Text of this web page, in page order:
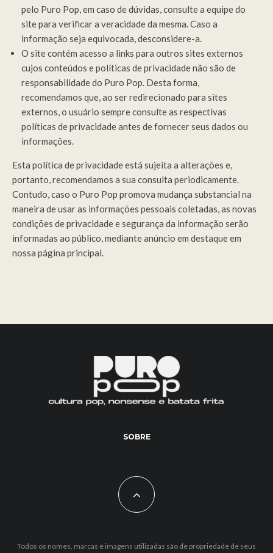
pelo Puro Pop, em caso de dúvidas, consulte a equipe do
site para verificar a veracidade da mesma. Caso a
informação seja equivocada, desconsidere-a.
O site contém acesso a links para outros sites externos
cujos conteúdos e políticas de privacidade não são de
responsabilidade do Puro Pop. Desta forma,
recomendamos que, ao ser redirecionado para sites
externos, o usuário sempre consulte as respectivas
políticas de privacidade antes de fornecer seus dados ou
informações.
Esta política de privacidade está sujeita a alterações e,
portanto, recomendamos a sua consulta periodicamente.
Contudo, caso o Puro Pop promova mudança substancial na
maneira de usar as informações pessoais coletadas, as novas
condições de privacidade e segurança da informação serão
informadas ao público, mediante anúncio em destaque em
nossa página principal.
SOBRE
Todos os nomes, marcas e imagens utilizadas são de propriedade de seus